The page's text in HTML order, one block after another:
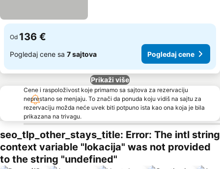
Od 136 €
Pogledaj cene sa 7 sajtova Pogledaj cene
Prikaži više
Cene i raspoloživost koje primamo sa sajtova za rezervaciju
neprestano se menjaju. To znači da ponuda koju vidiš na sajtu za
rezervaciju možda neće uvek biti potpuno ista kao ona koja je bila
prikazana na trivagu.
seo_tlp_other_stays_title: Error: The intl string
context variable "lokacija" was not provided
to the string "undefined"